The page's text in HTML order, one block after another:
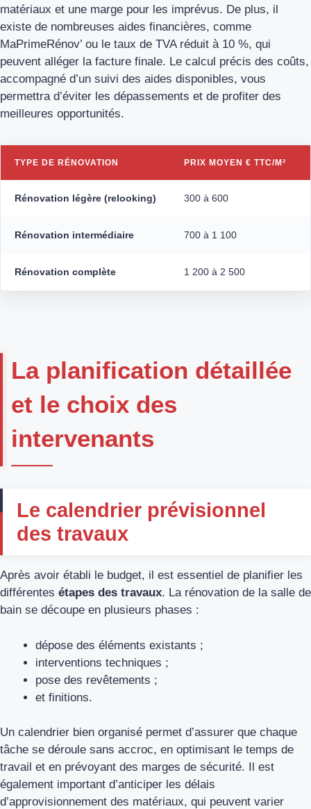
matériaux et une marge pour les imprévus. De plus, il
existe de nombreuses aides financières, comme
MaPrimeRénov’ ou le taux de TVA réduit à 10 %, qui
peuvent alléger la facture finale. Le calcul précis des coûts,
accompagné d’un suivi des aides disponibles, vous
permettra d’éviter les dépassements et de profiter des
meilleures opportunités.
TYPE DE RÉNOVATION PRIX MOYEN € TTC/M²
Rénovation légère (relooking) 300 à 600
Rénovation intermédiaire 700 à 1 100
Rénovation complète 1 200 à 2 500
La planification détaillée
et le choix des
intervenants
Le calendrier prévisionnel
des travaux
Après avoir établi le budget, il est essentiel de planifier les
différentes étapes des travaux. La rénovation de la salle de
bain se découpe en plusieurs phases :
dépose des éléments existants ;
interventions techniques ;
pose des revêtements ;
et finitions.
Un calendrier bien organisé permet d’assurer que chaque
tâche se déroule sans accroc, en optimisant le temps de
travail et en prévoyant des marges de sécurité. Il est
également important d’anticiper les délais
d’approvisionnement des matériaux, qui peuvent varier